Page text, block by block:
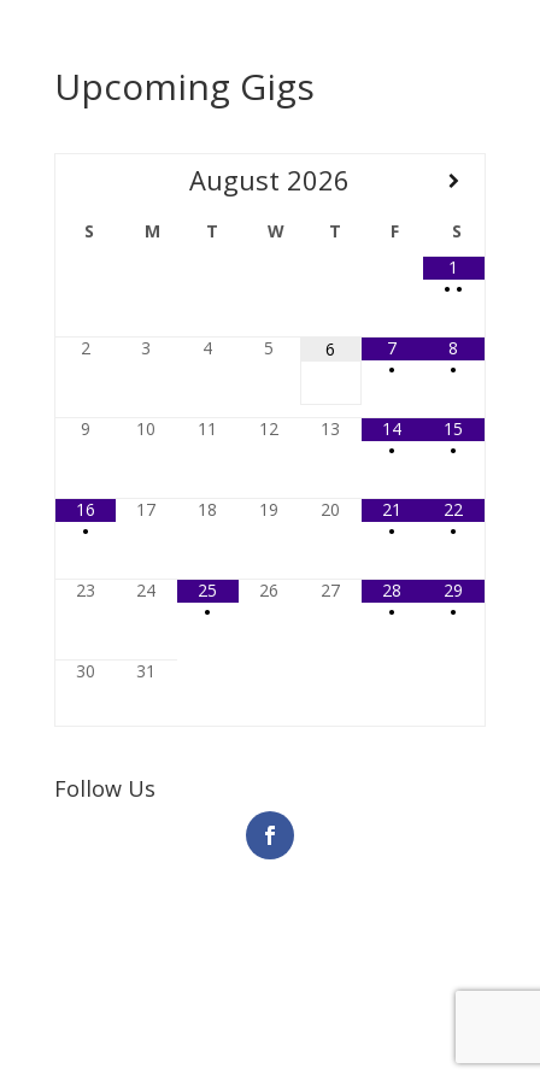
Upcoming Gigs
August 2026
S M T W T F
S
1
• •
2 3 4 5 6
7
•
8
•
9 10 11 12 13
14
•
15
•
16
•
17 18 19 20
21
•
22
•
23 24
25
•
26 27
28
•
29
•
30 31
Follow Us